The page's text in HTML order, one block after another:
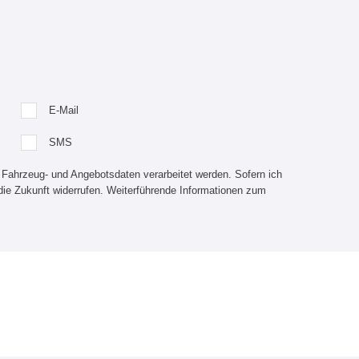
E-Mail
SMS
und Angebotsdaten verarbeitet werden. Sofern ich
Zukunft widerrufen. Weiterführende Informationen zum